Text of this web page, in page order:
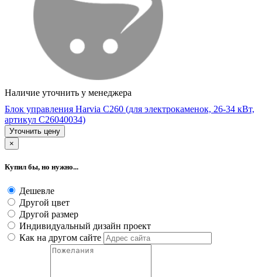
Наличие уточнить у менеджера
Блок управления Harvia C260 (для электрокаменок, 26-34 кВт,
артикул C26040034)
Уточнить цену
×
Купил бы, но нужно...
Дешевле
Другой цвет
Другой размер
Индивидуальный дизайн проект
Как на другом сайте